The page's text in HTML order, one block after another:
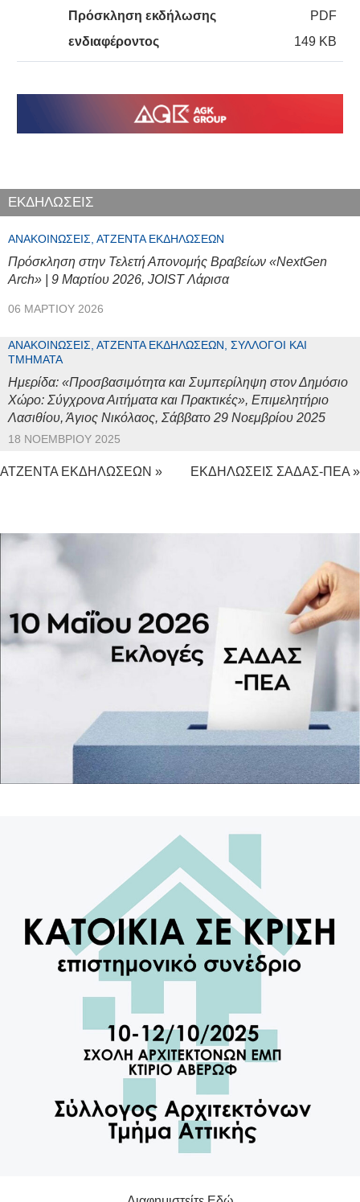
Πρόσκληση εκδήλωσης
ενδιαφέροντος
PDF
149 KB
ΕΚΔΗΛΩΣΕΙΣ
ΑΝΑΚΟΙΝΏΣΕΙΣ, ΑΤΖΈΝΤΑ ΕΚΔΗΛΏΣΕΩΝ
Πρόσκληση στην Τελετή Απονομής Βραβείων «NextGen
Arch» | 9 Μαρτίου 2026, JOIST Λάρισα
06 ΜΑΡΤΊΟΥ 2026
ΑΝΑΚΟΙΝΏΣΕΙΣ, ΑΤΖΈΝΤΑ ΕΚΔΗΛΏΣΕΩΝ, ΣΎΛΛΟΓΟΙ ΚΑΙ
ΤΜΉΜΑΤΑ
Ημερίδα: «Προσβασιμότητα και Συμπερίληψη στον Δημόσιο
Χώρο: Σύγχρονα Αιτήματα και Πρακτικές», Επιμελητήριο
Λασιθίου, Άγιος Νικόλαος, Σάββατο 29 Νοεμβρίου 2025
18 ΝΟΕΜΒΡΊΟΥ 2025
ΑΤΖΕΝΤΑ ΕΚΔΗΛΩΣΕΩΝ » ΕΚΔΗΛΩΣΕΙΣ ΣΑΔΑΣ-ΠΕΑ »